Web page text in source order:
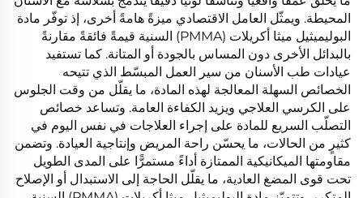
المحيطة. ويمثّل العامل الاقتصادي ميزةً هامةً أخرى، إذ توفّر مادة
البوليميثيل ميثا أكريلات (PMMA) السنية قيمةً فائقةً مقارنةً
بالبدائل الأخرى دون المساس بالجودة أو المتانة. كما تستفيد
عيادات طب الأسنان من سير العمل المبسّط الذي تتيحه
الخصائص السهلة المعالجة لهذه المادة، ما يقلّل من وقت الجلوس
على الكرسي العلاجي ويزيد الكفاءة العامة. وتساعد خصائص
التصلّب السريع للمادة على إجراء العلاجات في نفس اليوم في
كثيرٍ من الحالات، ما يحسّن راحة المريض وإنتاجية العيادة. وتضمن
مقاومتها الميكانيكية الممتازة أداءً مستمرًّا على المدى الطويل
تحت قوى المضغ العادية، ما يقلّل الحاجة إلى الاستبدال أو الإصلاح